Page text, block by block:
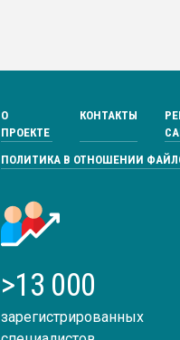
О
ПРОЕКТЕ
КОНТАКТЫ
ПОЛИТИКА В ОТНОШЕНИИ
>13 000
зарегистрированных